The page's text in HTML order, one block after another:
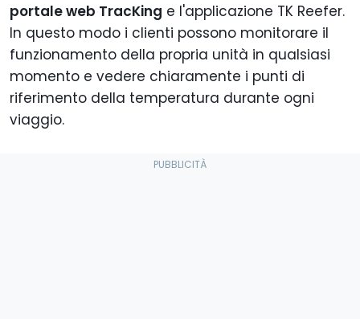
portale web TracKing e l'applicazione TK Reefer.
In questo modo i clienti possono monitorare il
funzionamento della propria unità in qualsiasi
momento e vedere chiaramente i punti di
riferimento della temperatura durante ogni
viaggio.